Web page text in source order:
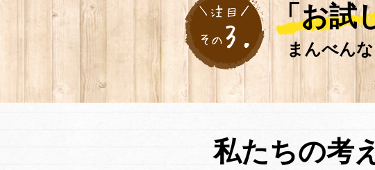
「お試
まんべん
私たちの考え